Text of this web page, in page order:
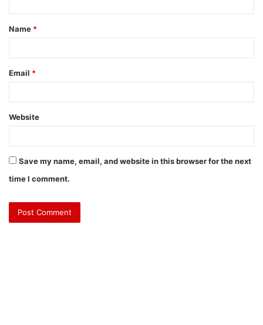
Name *
Email *
Website
Save my name, email, and website in this browser for the next
time I comment.